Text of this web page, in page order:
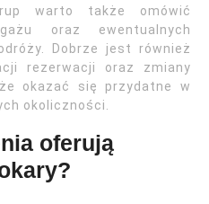
warto także omówić
oraz ewentualnych
Dobrze jest również
rezerwacji oraz zmiany
okazać się przydatne w
okoliczności.
oferują